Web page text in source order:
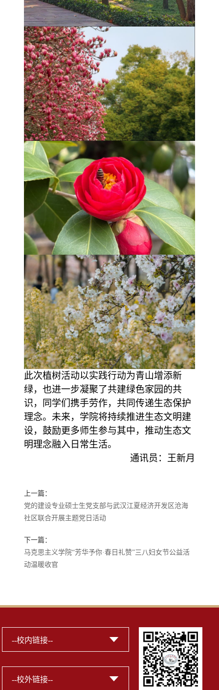
此次植树活动以实践行动为青山增添新
绿，也进一步凝聚了共建绿色家园的共
识，同学们携手劳作，共同传递生态保护
理念。未来，学院将持续推进生态文明建
设，鼓励更多师生参与其中，推动生态文
明理念融入日常生活。
通讯员：王新月
上一篇：
党的建设专业硕士生党支部与武汉江夏经济开发区沧海
社区联合开展主题党日活动
下一篇：
马克思主义学院“芳华予你·春日礼赞”三八妇女节公益活
动温暖收官